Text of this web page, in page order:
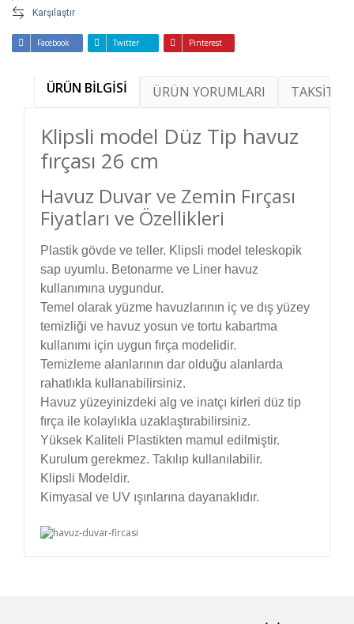
Karşılaştır
Facebook Twitter Pinterest
ÜRÜN BİLGİSİ ÜRÜN YORUMLARI TAKSİT
Klipsli model Düz Tip havuz
fırçası 26 cm
Havuz Duvar ve Zemin Fırçası
Fiyatları ve Özellikleri
Plastik gövde ve teller. Klipsli model teleskopik
sap uyumlu. Betonarme ve Liner havuz
kullanımına uygundur.
Temel olarak yüzme havuzlarının iç ve dış yüzey
temizliği ve havuz yosun ve tortu kabartma
kullanımı için uygun fırça modelidir.
Temizleme alanlarının dar olduğu alanlarda
rahatlıkla kullanabilirsiniz.
Havuz yüzeyinizdeki alg ve inatçı kirleri düz tip
fırça ile kolaylıkla uzaklaştırabilirsiniz.
Yüksek Kaliteli Plastikten mamul edilmiştir.
Kurulum gerekmez. Takılıp kullanılabilir.
Klipsli Modeldir.
Kimyasal ve UV ışınlarına dayanaklıdır.